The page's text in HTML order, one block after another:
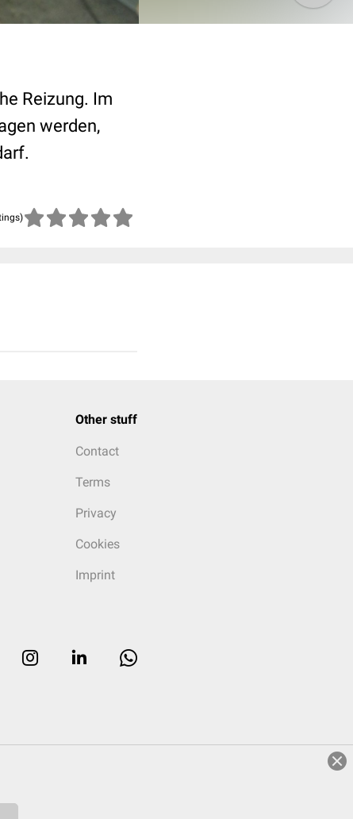
Reizung. Im
werden,
Other stuff
Contact
Terms
Privacy
Cookies
Imprint